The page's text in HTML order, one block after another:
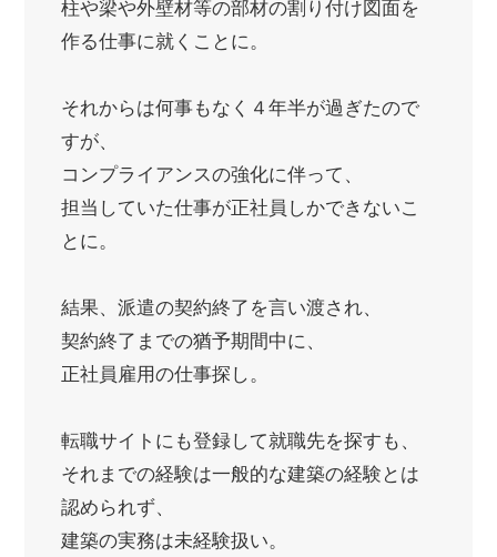
柱や梁や外壁材等の部材の割り付け図面を
作る仕事に就くことに。
それからは何事もなく４年半が過ぎたので
すが、
コンプライアンスの強化に伴って、
担当していた仕事が正社員しかできないこ
とに。
結果、派遣の契約終了を言い渡され、
契約終了までの猶予期間中に、
正社員雇用の仕事探し。
転職サイトにも登録して就職先を探すも、
それまでの経験は一般的な建築の経験とは
認められず、
建築の実務は未経験扱い。